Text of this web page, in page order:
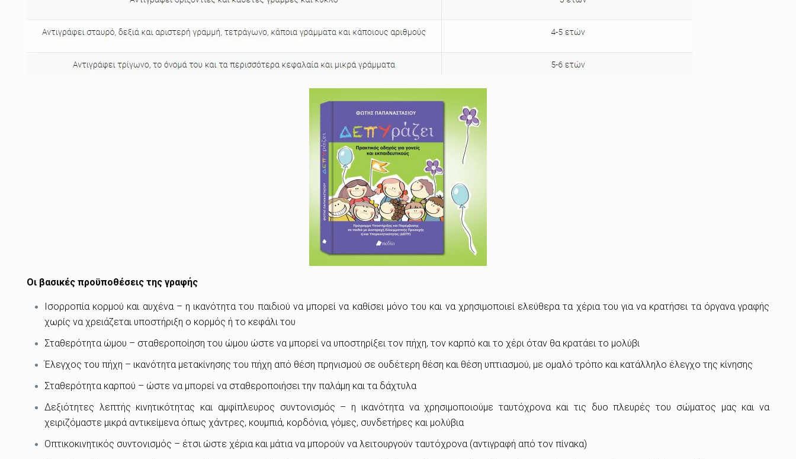
Οι βασικές προϋποθέσεις της γραφής
Ισορροπία κορμού και αυχένα – η ικανότητα του παιδιού να μπορεί να καθίσει μόνο του και να χρησιμοποιεί ελεύθερα τα χέρια του για να κρατήσει τα όργανα γραφής
χωρίς να χρειάζεται υποστήριξη ο κορμός ή το κεφάλι του
Σταθερότητα ώμου – σταθεροποίηση του ώμου ώστε να μπορεί να υποστηρίξει τον πήχη, τον καρπό και το χέρι όταν θα κρατάει το μολύβι
Έλεγχος του πήχη – ικανότητα μετακίνησης του πήχη από θέση πρηνισμού σε ουδέτερη θέση και θέση υπτιασμού, με ομαλό τρόπο και κατάλληλο έλεγχο της κίνησης
Σταθερότητα καρπού – ώστε να μπορεί να σταθεροποιήσει την παλάμη και τα δάχτυλα
Δεξιότητες λεπτής κινητικότητας και αμφίπλευρος συντονισμός – η ικανότητα να χρησιμοποιούμε ταυτόχρονα και τις δυο πλευρές του σώματος μας και να
χειριζόμαστε μικρά αντικείμενα όπως χάντρες, κουμπιά, κορδόνια, γόμες, συνδετήρες και μολύβια
Οπτικοκινητικός συντονισμός – έτσι ώστε χέρια και μάτια να μπορούν να λειτουργούν ταυτόχρονα (αντιγραφή από τον πίνακα)